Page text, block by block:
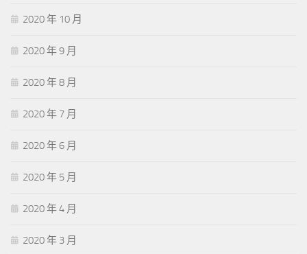
2020 年 10 月
2020 年 9 月
2020 年 8 月
2020 年 7 月
2020 年 6 月
2020 年 5 月
2020 年 4 月
2020 年 3 月